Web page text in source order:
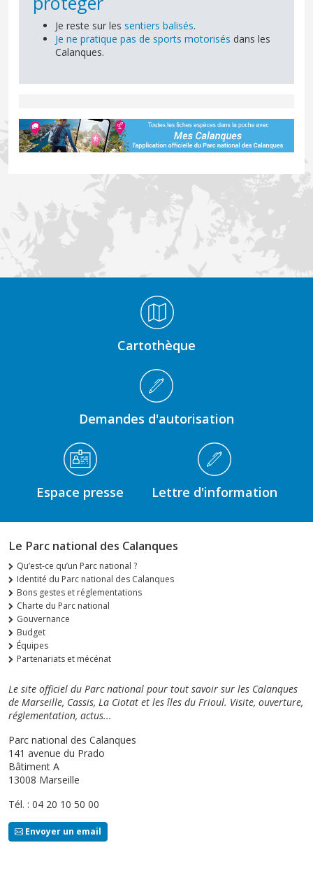
Je reste sur les sentiers balisés.
Je ne pratique pas de sports motorisés dans les
Calanques.
Cartothèque
Demandes d'autorisation
Espace presse Lettre d'information
Le Parc national des Calanques
Qu’est-ce qu’un Parc national ?
Identité du Parc national des Calanques
Bons gestes et réglementations
Charte du Parc national
Gouvernance
Budget
Équipes
Partenariats et mécénat
Le site officiel du Parc national pour tout savoir sur les Calanques
de Marseille, Cassis, La Ciotat et les îles du Frioul. Visite, ouverture,
réglementation, actus...
Parc national des Calanques
141 avenue du Prado
Bâtiment A
13008 Marseille
Tél. : 04 20 10 50 00
Envoyer un email